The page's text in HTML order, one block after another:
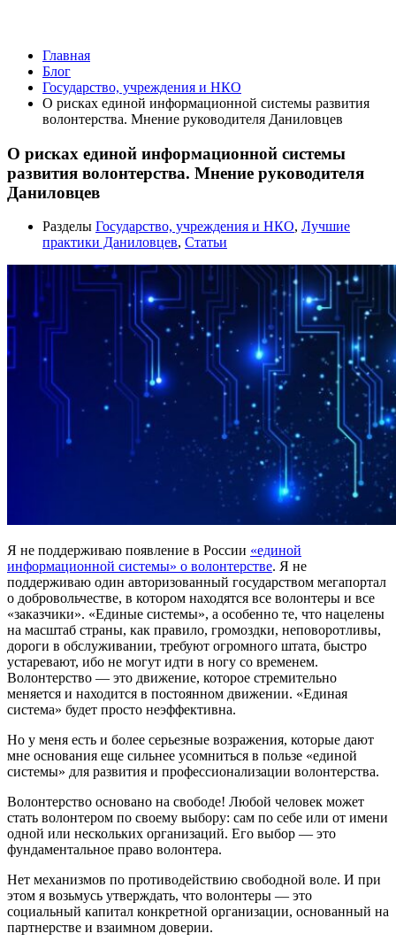
Главная
Блог
Государство, учреждения и НКО
О рисках единой информационной системы развития
волонтерства. Мнение руководителя Даниловцев
О рисках единой информационной системы
развития волонтерства. Мнение руководителя
Даниловцев
Разделы Государство, учреждения и НКО, Лучшие
практики Даниловцев, Статьи
Я не поддерживаю появление в России «единой
информационной системы» о волонтерстве. Я не
поддерживаю один авторизованный государством мегапортал
о добровольчестве, в котором находятся все волонтеры и все
«заказчики». «Единые системы», а особенно те, что нацелены
на масштаб страны, как правило, громоздки, неповоротливы,
дороги в обслуживании, требуют огромного штата, быстро
устаревают, ибо не могут идти в ногу со временем.
Волонтерство — это движение, которое стремительно
меняется и находится в постоянном движении. «Единая
система» будет просто неэффективна.
Но у меня есть и более серьезные возражения, которые дают
мне основания еще сильнее усомниться в пользе «единой
системы» для развития и профессионализации волонтерства.
Волонтерство основано на свободе! Любой человек может
стать волонтером по своему выбору: сам по себе или от имени
одной или нескольких организаций. Его выбор — это
фундаментальное право волонтера.
Нет механизмов по противодействию свободной воле. И при
этом я возьмусь утверждать, что волонтеры — это
социальный капитал конкретной организации, основанный на
партнерстве и взаимном доверии.